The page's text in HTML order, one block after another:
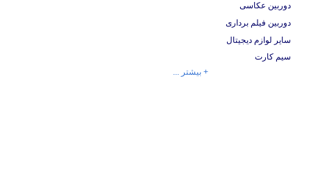
دوربین عکاسی
دوربین فیلم برداری
سایر لوازم دیجیتال
سیم کارت
+ بیشتر ...